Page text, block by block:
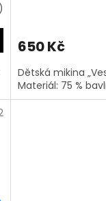
650 Kč
Dětská mikina
Materiál: 75 %